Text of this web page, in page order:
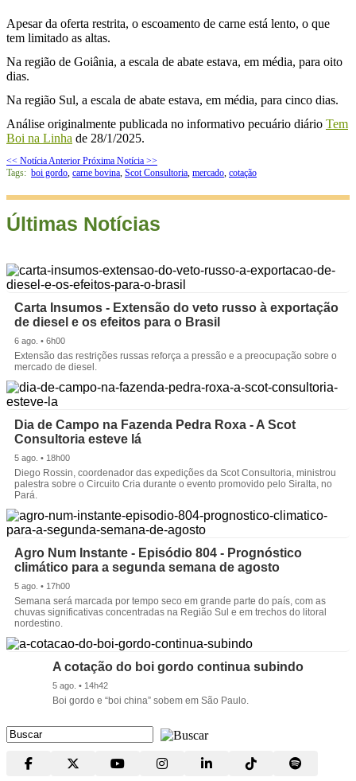
Apesar da oferta restrita, o escoamento de carne está lento, o que
tem limitado as altas.
Na região de Goiânia, a escala de abate estava, em média, para oito
dias.
Na região Sul, a escala de abate estava, em média, para cinco dias.
Análise originalmente publicada no informativo pecuário diário Tem
Boi na Linha de 28/1/2025.
<< Notícia Anterior Próxima Notícia >>
Tags: boi gordo carne bovina Scot Consultoria mercado cotação
Últimas Notícias
Carta Insumos - Extensão do veto russo à exportação
de diesel e os efeitos para o Brasil
6 ago. • 6h00
Extensão das restrições russas reforça a pressão e a preocupação sobre o
mercado de diesel.
Dia de Campo na Fazenda Pedra Roxa - A Scot
Consultoria esteve lá
5 ago. • 18h00
Diego Rossin, coordenador das expedições da Scot Consultoria, ministrou
palestra sobre o Circuito Cria durante o evento promovido pelo Siralta, no
Pará.
Agro Num Instante - Episódio 804 - Prognóstico
climático para a segunda semana de agosto
5 ago. • 17h00
Semana será marcada por tempo seco em grande parte do país, com as
chuvas significativas concentradas na Região Sul e em trechos do litoral
nordestino.
A cotação do boi gordo continua subindo
5 ago. • 14h42
Boi gordo e “boi china” sobem em São Paulo.